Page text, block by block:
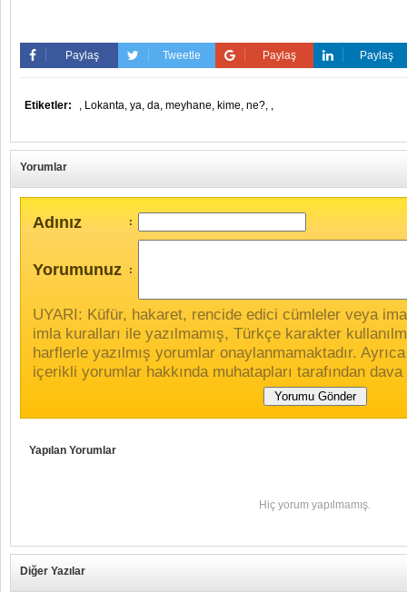
Paylaş Tweetle Paylaş Paylaş
Etiketler: , Lokanta, ya, da, meyhane, kime, ne?, ,
Yorumlar
Adınız :
Yorumunuz :
UYARI: Küfür, hakaret, rencide edici cümleler veya
imla kuralları ile yazılmamış, Türkçe karakter
harflerle yazılmış yorumlar onaylanmamaktadır.
içerikli yorumlar hakkında muhatapları tarafından
Yapılan Yorumlar
Hiç yorum yapılmamış.
Diğer Yazılar